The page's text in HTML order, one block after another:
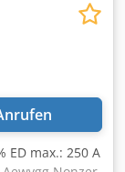
ED max.: 250 A